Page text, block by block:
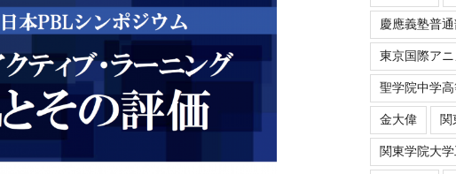
慶應義塾普
東京国際ア
聖学院中学
金大偉 関
関東学院大